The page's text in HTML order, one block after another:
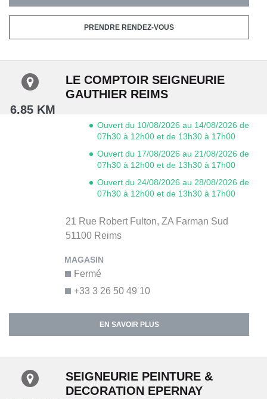
PRENDRE RENDEZ-VOUS
6.85 KM
LE COMPTOIR SEIGNEURIE
GAUTHIER REIMS
21 Rue Robert Fulton, ZA Farman Sud
51100 Reims
+33 3 26 50 49 10
Fermé
Ouvert du 10/08/2026 au 14/08/2026 de
07h30 à 12h00 et de 13h30 à 17h00
Ouvert du 17/08/2026 au 21/08/2026 de
07h30 à 12h00 et de 13h30 à 17h00
Ouvert du 24/08/2026 au 28/08/2026 de
07h30 à 12h00 et de 13h30 à 17h00
EN SAVOIR PLUS
SEIGNEURIE PEINTURE &
DECORATION EPERNAY